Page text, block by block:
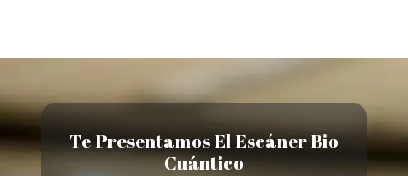
Te Presentamos El Escáner Bio
Cuántico